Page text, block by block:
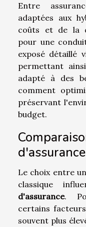
Entre
adaptées aux
coûts et de la
pour une
exposé détaillé
permettant
adapté à des
comment
préservant
budget.
d'assurance
Le choix entre un
classique
d'assurance.
certains
souvent plus